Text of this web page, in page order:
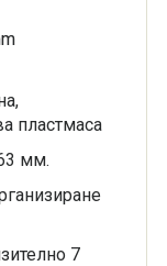
пластмаса
мм.
7